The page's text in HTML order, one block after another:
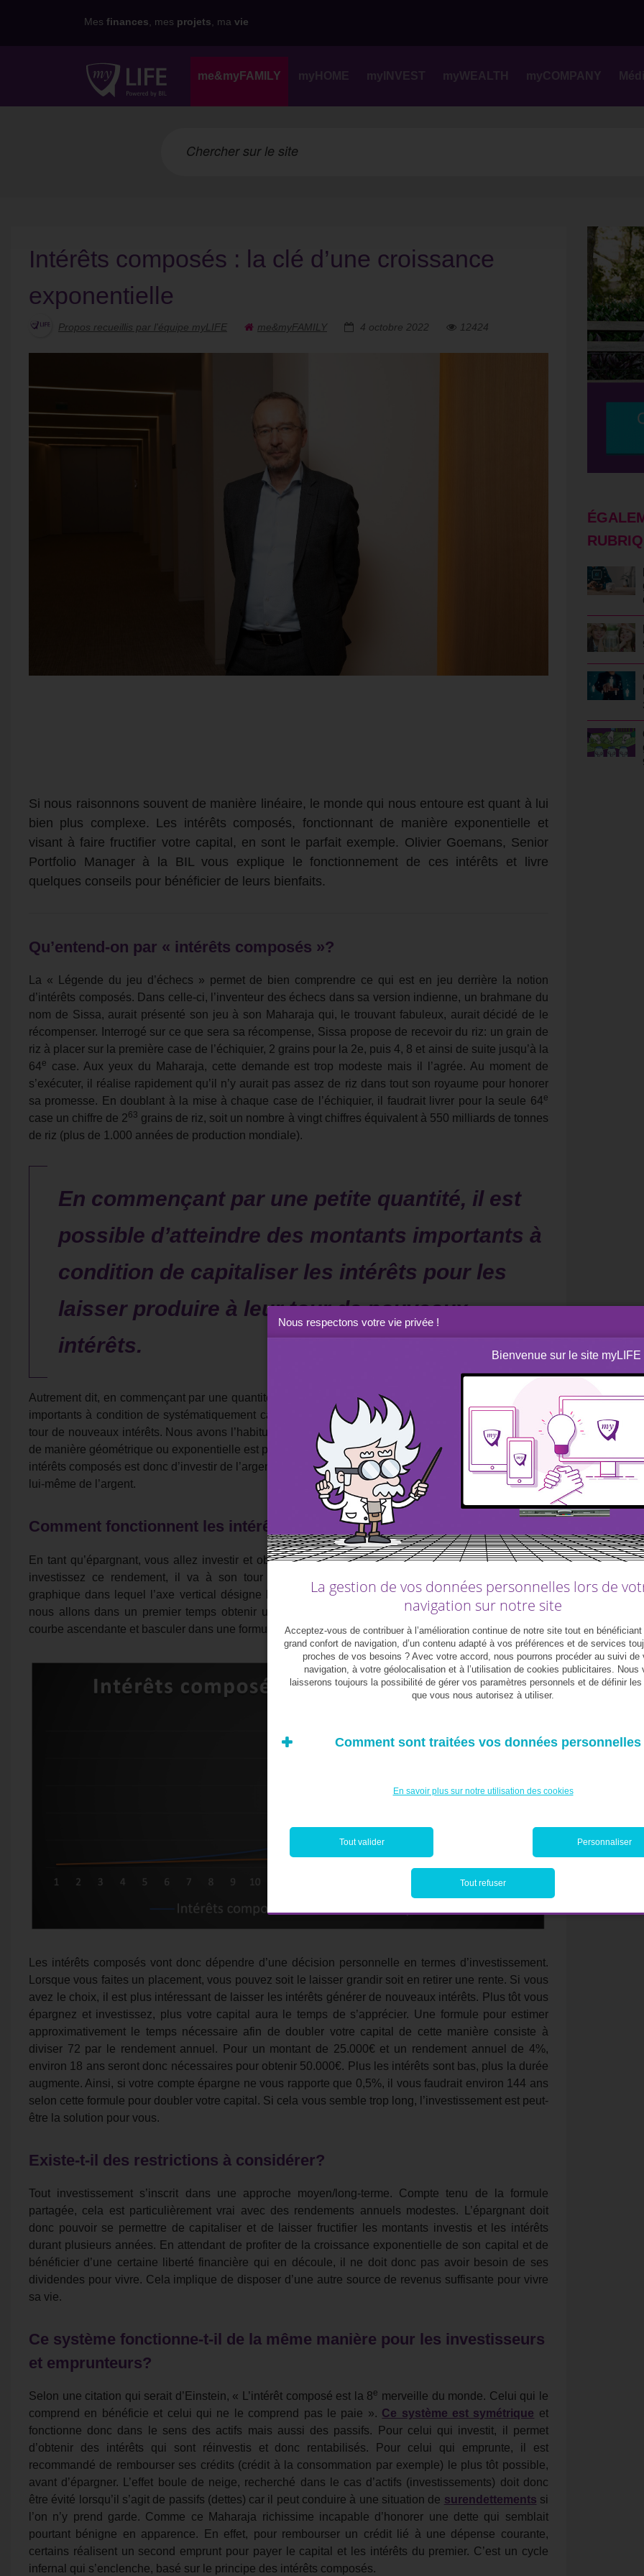
Mes finances , mes projets , ma vie
me&myFAMILY myHOME myINVEST myWEALTH myCOMPANY
Intérêts composés : la clé d’une croissance
exponentielle
Propos recueillis par l'équipe myLIFE me&myFAMILY 4 octobre 2022 12424
Si nous raisonnons souvent de manière linéaire, le monde qui nous entoure est quant à lui
bien plus complexe. Les intérêts composés, fonctionnant de manière exponentielle et
visant à faire fructifier votre capital, en sont le parfait exemple. Olivier Goemans, Senior
Portfolio Manager à la BIL vous explique le fonctionnement de ces intérêts et livre
quelques conseils pour bénéficier de leurs bienfaits.
Qu’entend-on par « intérêts composés »?
La « Légende du jeu d’échecs » permet de bien comprendre ce qui est en jeu derrière la notion
d’intérêts composés. Dans celle-ci, l’inventeur des échecs dans sa version indienne, un brahmane du
nom de Sissa, aurait présenté son jeu à son Maharaja qui, le trouvant fabuleux, aurait décidé de le
récompenser. Interrogé sur ce que sera sa récompense, Sissa propose de recevoir du riz: un grain de
riz à placer sur la première case de l’échiquier, 2 grains pour la 2e, puis 4, 8 et ainsi de suite jusqu’à la
64e
case. Aux yeux du Maharaja, cette demande est trop modeste mais il l’agrée. Au moment de
s’exécuter, il réalise rapidement qu’il n’y aurait pas assez de riz dans tout son royaume pour honorer
sa promesse. En doublant à la mise à chaque case de l’échiquier, il faudrait livrer pour la seule 64e
case un chiffre de 263 grains de riz, soit un nombre à vingt chiffres équivalent à 550 milliards de tonnes
de riz (plus de 1.000 années de production mondiale).
En commençant par une petite quantité, il est
possible d’atteindre des montants importants à
condition de capitaliser les intérêts pour les
laisser produire à leur tour de nouveaux
intérêts.
Autrement dit, en commençant par une quantité infinitésimale, il est possible d’arriver à des montants
importants à condition de systématiquement capitaliser les intérêts afin de les laisser produire à leur
tour de nouveaux intérêts. Nous avons l’habitude de fonctionner selon un modèle linéaire. Raisonner
de manière géométrique ou exponentielle est par conséquent plus compliqué. L’idée sous-jacente des
intérêts composés est donc d’investir de l’argent et de laisser cet argent « travailler » pour qu’il génère
lui-même de l’argent.
Comment fonctionnent les intérêts composés?
En tant qu’épargnant, vous allez investir et obtenir un taux de rémunération, un rendement. Si vous
investissez ce rendement, il va à son tour générer de nouveaux intérêts. Si nous prenons un
graphique dans lequel l’axe vertical désigne le montant investi et l’axe horizontal indique la durée,
nous allons dans un premier temps obtenir une droite qui va progressivement laisser place à une
courbe ascendante et basculer dans une formule exponentielle.
Les intérêts composés vont donc dépendre d’une décision personnelle en termes d’investissement.
Lorsque vous faites un placement, vous pouvez soit le laisser grandir soit en retirer une rente. Si vous
avez le choix, il est plus intéressant de laisser les intérêts générer de nouveaux intérêts. Plus tôt vous
épargnez et investissez, plus votre capital aura le temps de s’apprécier. Une formule pour estimer
approximativement le temps nécessaire afin de doubler votre capital de cette manière consiste à
diviser 72 par le rendement annuel. Pour un montant de 25.000€ et un rendement annuel de 4%,
environ 18 ans seront donc nécessaires pour obtenir 50.000€. Plus les intérêts sont bas, plus la durée
augmente. Ainsi, si votre compte épargne ne vous rapporte que 0,5%, il vous faudrait environ 144 ans
selon cette formule pour doubler votre capital. Si cela vous semble trop long, l’investissement est peut-
être la solution pour vous.
Existe-t-il des restrictions à considérer?
Tout investissement s’inscrit dans une approche moyen/long-terme. Compte tenu de la formule
partagée, cela est particulièrement vrai avec des rendements annuels modestes. L’épargnant doit
donc pouvoir se permettre de capitaliser et de laisser fructifier les montants investis et les intérêts
durant plusieurs années. En attendant de profiter de la croissance exponentielle de son capital et de
bénéficier d’une certaine liberté financière qui en découle, il ne doit donc pas avoir besoin de ses
dividendes pour vivre. Cela implique de disposer d’une autre source de revenus suffisante pour vivre
sa vie.
Ce système fonctionne-t-il de la même manière pour les investisseurs
et emprunteurs?
Selon une citation qui serait d’Einstein, « L’intérêt composé est la 8e merveille du monde. Celui qui le
comprend en bénéficie et celui qui ne le comprend pas le paie ». Ce système est symétrique et
fonctionne donc dans le sens des actifs mais aussi des passifs. Pour celui qui investit, il permet
d’obtenir des intérêts qui sont réinvestis et donc rentabilisés. Pour celui qui emprunte, il est
recommandé de rembourser ses crédits (crédit à la consommation par exemple) le plus tôt possible,
avant d’épargner. L’effet boule de neige, recherché dans le cas d’actifs (investissements) doit donc
être évité lorsqu’il s’agit de passifs (dettes) car il peut conduire à une situation de surendettements si
l’on n’y prend garde. Comme ce Maharaja richissime incapable d’honorer une dette qui semblait
pourtant bénigne en apparence. En effet, pour rembourser un crédit lié à une dépense courante,
certains réalisent un second emprunt pour payer le capital et les intérêts du premier. C’est un cycle
infernal qui s’enclenche, basé sur le principe des intérêts composés.
Nous respectons votre vie privée !
Bienvenue sur le site myLIFE
La gestion de vos données personnelles lors de
navigation sur notre site
Acceptez-vous de contribuer à l’amélioration continue de notre site tout en bénéficiant
grand confort de navigation, d’un contenu adapté à vos préférences et de services
proches de vos besoins ? Avec votre accord, nous pourrons procéder au suivi de
navigation, à votre géolocalisation et à l’utilisation de cookies publicitaires. Nous
laisserons toujours la possibilité de gérer vos paramètres personnels et de définir
que vous nous autorisez à utiliser.
Comment sont traitées vos données personnelles
En savoir plus sur notre utilisation des cookies
Tout valider Personnaliser
Tout refuser